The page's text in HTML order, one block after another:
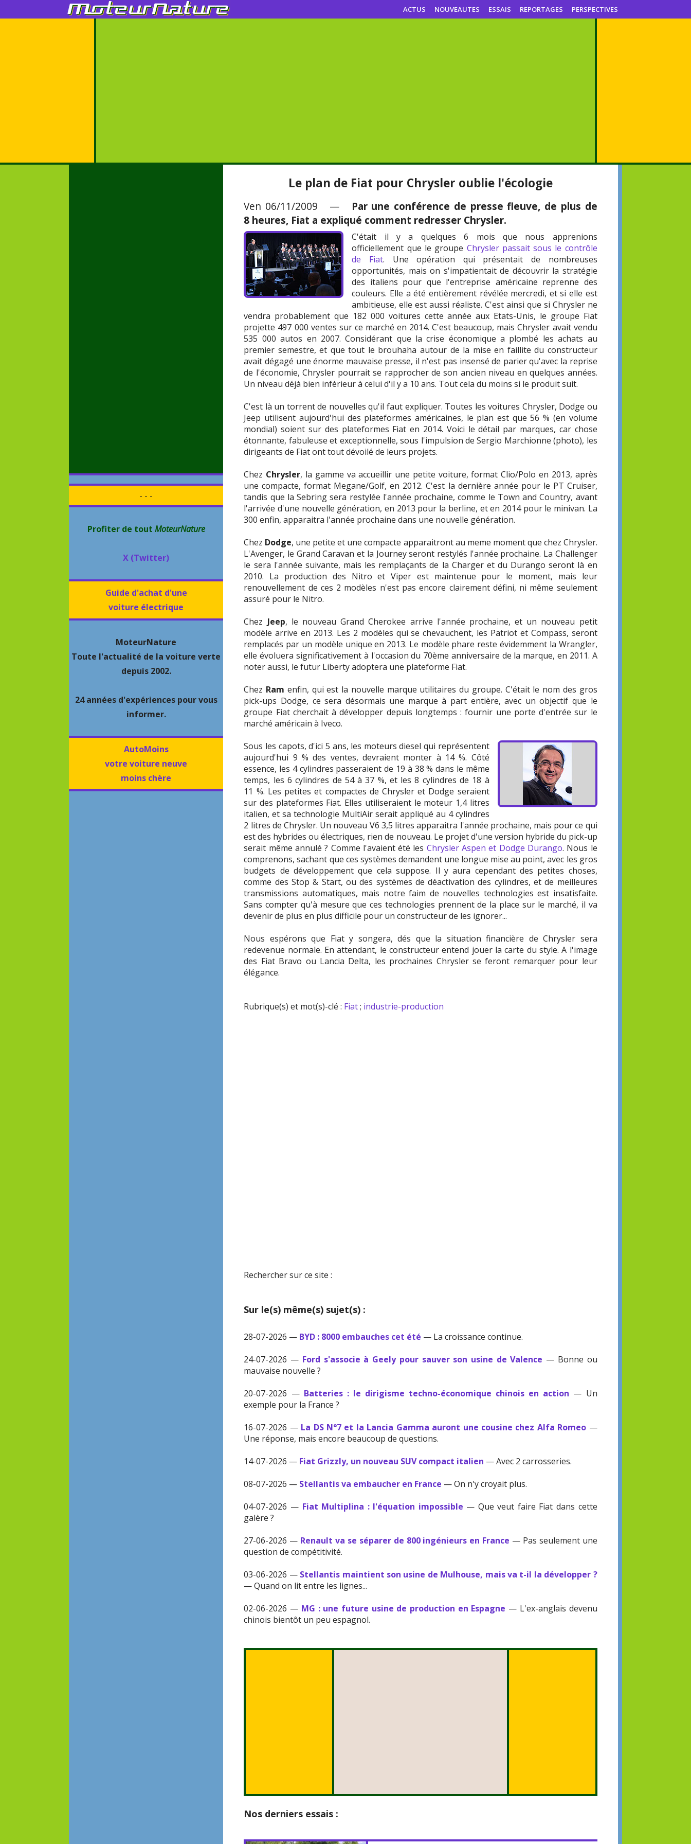
ACTUS NOUVEAUTES ESSAIS REPORTAGES PERSPECTIVES
- - -
Profiter de tout MoteurNature
X (Twitter)
Guide d'achat d'une
voiture électrique
MoteurNature
Toute l'actualité de la voiture verte
depuis 2002.
24 années d'expériences pour vous
informer.
AutoMoins
votre voiture neuve
moins chère
Le plan de Fiat pour Chrysler oublie l'écologie
Ven 06/11/2009 — Par une conférence de presse fleuve, de plus de
8 heures, Fiat a expliqué comment redresser Chrysler.
C'était il y a quelques 6 mois que nous apprenions
officiellement que le groupe Chrysler passait sous le contrôle
de Fiat. Une opération qui présentait de nombreuses
opportunités, mais on s'impatientait de découvrir la stratégie
des italiens pour que l'entreprise américaine reprenne des
couleurs. Elle a été entièrement révélée mercredi, et si elle est
ambitieuse, elle est aussi réaliste. C'est ainsi que si Chrysler ne
vendra probablement que 182 000 voitures cette année aux Etats-Unis, le groupe Fiat
projette 497 000 ventes sur ce marché en 2014. C'est beaucoup, mais Chrysler avait vendu
535 000 autos en 2007. Considérant que la crise économique a plombé les achats au
premier semestre, et que tout le brouhaha autour de la mise en faillite du constructeur
avait dégagé une énorme mauvaise presse, il n'est pas insensé de parier qu'avec la reprise
de l'économie, Chrysler pourrait se rapprocher de son ancien niveau en quelques années.
Un niveau déjà bien inférieur à celui d'il y a 10 ans. Tout cela du moins si le produit suit.
C'est là un torrent de nouvelles qu'il faut expliquer. Toutes les voitures Chrysler, Dodge ou
Jeep utilisent aujourd'hui des plateformes américaines, le plan est que 56 % (en volume
mondial) soient sur des plateformes Fiat en 2014. Voici le détail par marques, car chose
étonnante, fabuleuse et exceptionnelle, sous l'impulsion de Sergio Marchionne (photo), les
dirigeants de Fiat ont tout dévoilé de leurs projets.
Chez Chrysler, la gamme va accueillir une petite voiture, format Clio/Polo en 2013, après
une compacte, format Megane/Golf, en 2012. C'est la dernière année pour le PT Cruiser,
tandis que la Sebring sera restylée l'année prochaine, comme le Town and Country, avant
l'arrivée d'une nouvelle génération, en 2013 pour la berline, et en 2014 pour le minivan. La
300 enfin, apparaitra l'année prochaine dans une nouvelle génération.
Chez Dodge, une petite et une compacte apparaitront au meme moment que chez Chrysler.
L'Avenger, le Grand Caravan et la Journey seront restylés l'année prochaine. La Challenger
le sera l'année suivante, mais les remplaçants de la Charger et du Durango seront là en
2010. La production des Nitro et Viper est maintenue pour le moment, mais leur
renouvellement de ces 2 modèles n'est pas encore clairement défini, ni même seulement
assuré pour le Nitro.
Chez Jeep, le nouveau Grand Cherokee arrive l'année prochaine, et un nouveau petit
modèle arrive en 2013. Les 2 modèles qui se chevauchent, les Patriot et Compass, seront
remplacés par un modèle unique en 2013. Le modèle phare reste évidemment la Wrangler,
elle évoluera significativement à l'occasion du 70ème anniversaire de la marque, en 2011. A
noter aussi, le futur Liberty adoptera une plateforme Fiat.
Chez Ram enfin, qui est la nouvelle marque utilitaires du groupe. C'était le nom des gros
pick-ups Dodge, ce sera désormais une marque à part entière, avec un objectif que le
groupe Fiat cherchait à développer depuis longtemps : fournir une porte d'entrée sur le
marché américain à Iveco.
Sous les capots, d'ici 5 ans, les moteurs diesel qui représentent
aujourd'hui 9 % des ventes, devraient monter à 14 %. Côté
essence, les 4 cylindres passeraient de 19 à 38 % dans le même
temps, les 6 cylindres de 54 à 37 %, et les 8 cylindres de 18 à
11 %. Les petites et compactes de Chrysler et Dodge seraient
sur des plateformes Fiat. Elles utiliseraient le moteur 1,4 litres
italien, et sa technologie MultiAir serait appliqué au 4 cylindres
2 litres de Chrysler. Un nouveau V6 3,5 litres apparaitra l'année prochaine, mais pour ce qui
est des hybrides ou électriques, rien de nouveau. Le projet d'une version hybride du pick-up
serait même annulé ? Comme l'avaient été les Chrysler Aspen et Dodge Durango. Nous le
comprenons, sachant que ces systèmes demandent une longue mise au point, avec les gros
budgets de développement que cela suppose. Il y aura cependant des petites choses,
comme des Stop & Start, ou des systèmes de déactivation des cylindres, et de meilleures
transmissions automatiques, mais notre faim de nouvelles technologies est insatisfaite.
Sans compter qu'à mesure que ces technologies prennent de la place sur le marché, il va
devenir de plus en plus difficile pour un constructeur de les ignorer...
Nous espérons que Fiat y songera, dés que la situation financière de Chrysler sera
redevenue normale. En attendant, le constructeur entend jouer la carte du style. A l'image
des Fiat Bravo ou Lancia Delta, les prochaines Chrysler se feront remarquer pour leur
élégance.
Rubrique(s) et mot(s)-clé : Fiat; industrie-production
Rechercher sur ce site :
Sur le(s) même(s) sujet(s) :
28-07-2026 — BYD : 8000 embauches cet été — La croissance continue.
24-07-2026 — Ford s'associe à Geely pour sauver son usine de Valence — Bonne ou
mauvaise nouvelle ?
20-07-2026 — Batteries : le dirigisme techno-économique chinois en action — Un
exemple pour la France ?
16-07-2026 — La DS N°7 et la Lancia Gamma auront une cousine chez Alfa Romeo —
Une réponse, mais encore beaucoup de questions.
14-07-2026 — Fiat Grizzly, un nouveau SUV compact italien — Avec 2 carrosseries.
08-07-2026 — Stellantis va embaucher en France — On n'y croyait plus.
04-07-2026 — Fiat Multiplina : l'équation impossible — Que veut faire Fiat dans cette
galère ?
27-06-2026 — Renault va se séparer de 800 ingénieurs en France — Pas seulement une
question de compétitivité.
03-06-2026 — Stellantis maintient son usine de Mulhouse, mais va t-il la développer ?
— Quand on lit entre les lignes...
02-06-2026 — MG : une future usine de production en Espagne — L'ex-anglais devenu
chinois bientôt un peu espagnol.
Nos derniers essais :